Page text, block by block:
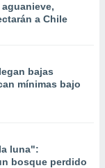
a Chile
bajas
mínimas bajo
luna":
bosque perdido